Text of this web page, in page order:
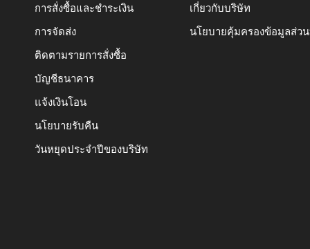
การสั่งซื้อและชำระเงิน
การจัดส่ง
ติดตามรายการสั่งซื้อ
บัญชีธนาคาร
แจ้งเงินโอน
นโยบายรับคืน
วันหยุดประจำปีของบริษัท
เกี่ยวกับบริษัท
นโยบายคุ้มครองข้อมูลส่ว